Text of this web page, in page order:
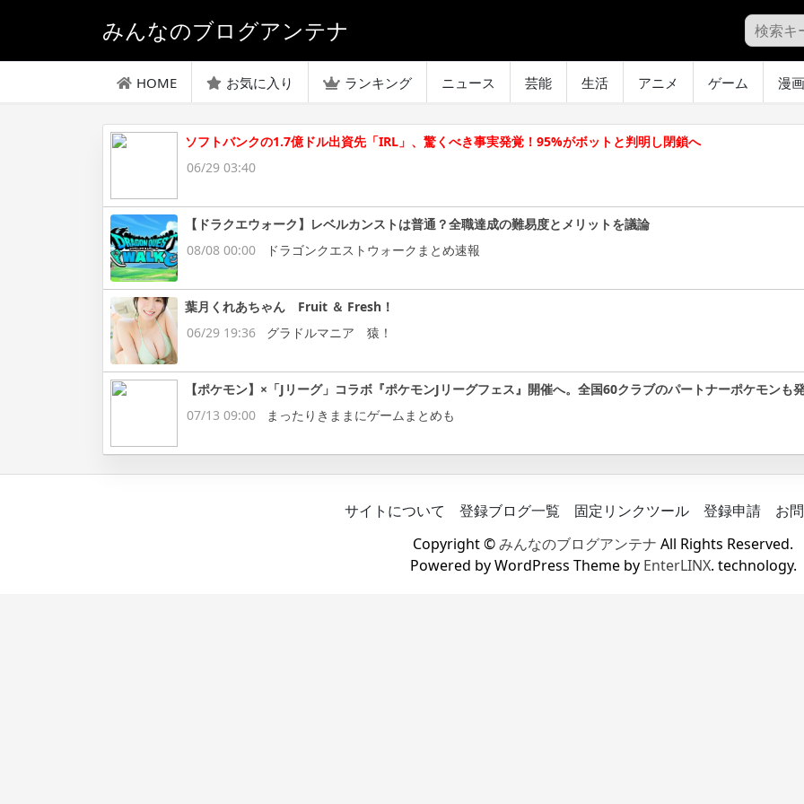
みんなのブログアンテナ
HOME お気に入り ランキング ニュース 芸能 生活 アニメ ゲーム 漫画
ソフトバンクの1.7億ドル出資先「IRL」、驚くべき事実発覚！95%がボットと判明し閉鎖へ
06/29 03:40
【ドラクエウォーク】レベルカンストは普通？全職達成の難易度とメリットを議論
08/08 00:00
ドラゴンクエストウォークまとめ速報
葉月くれあちゃん Fruit ＆ Fresh！
06/29 19:36
グラドルマニア 猿！
【ポケモン】×「Jリーグ」コラボ『ポケモンJリーグフェス』開催へ。全国60クラブのパートナーポケモンも
07/13 09:00
まったりきままにゲームまとめも
サイトについて 登録ブログ一覧 固定リンクツール 登録申請
お
Copyright ©みんなのブログアンテナ All Rights Reserved.
Powered by WordPress Theme by EnterLINX. technology.